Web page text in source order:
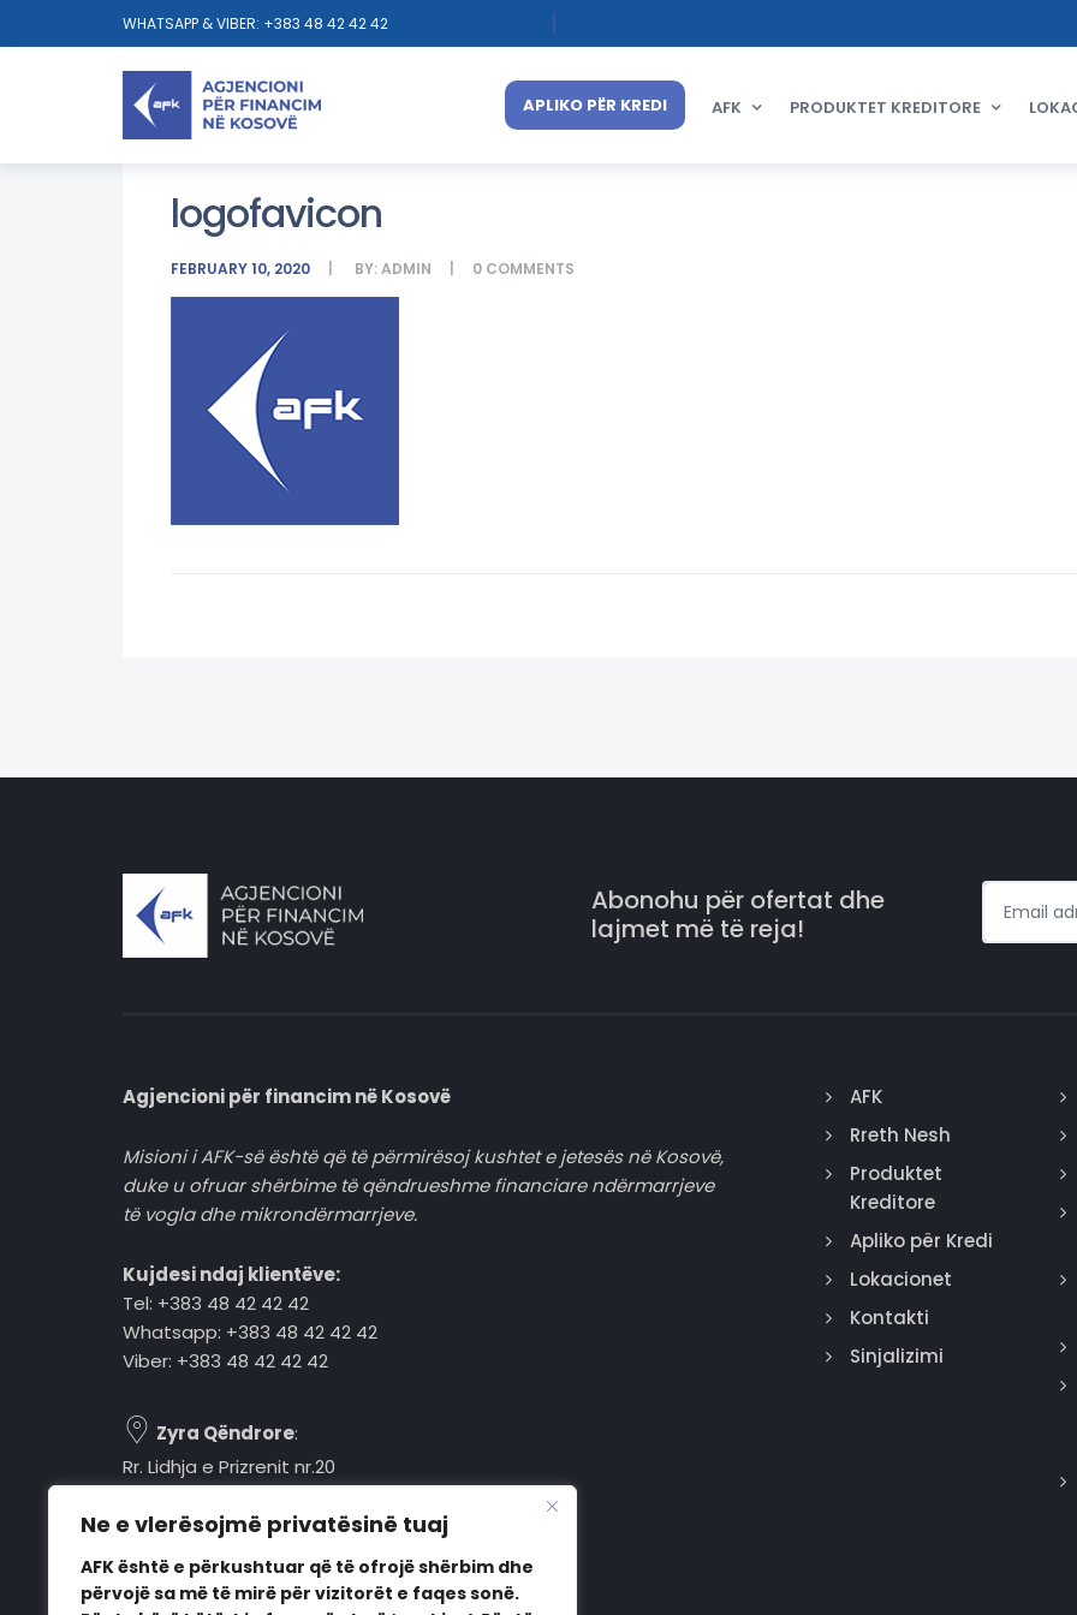
Ne e vlerësojmë privatësinë tuaj
AFK është e përkushtuar që të ofrojë shërbim dhe
përvojë sa më të mirë për vizitorët e faqes sonë.
WHATSAPP & VIBER: +383 48 42 42 42
APLIKO PËR KREDI AFK PRODUKTET KREDITORE
logofavicon
FEBRUARY 10, 2020 BY:ADMIN 0 COMMENTS
Abonohu për ofertat dhe
lajmet më të reja!
Agjencioni për financim në Kosovë
Misioni i AFK-së është që të përmirësoj kushtet e jetesës në Kosovë,
duke u ofruar shërbime të qëndrueshme financiare ndërmarrjeve
të vogla dhe mikrondërmarrjeve.
Kujdesi ndaj klientëve:
Tel: +383 48 42 42 42
Whatsapp: +383 48 42 42 42
Viber: +383 48 42 42 42
Zyra Qëndrore:
Rr. Lidhja e Prizrenit nr.20
Pejë, 30000, Kosovë
Orari i punës:
AFK
Rreth Nesh
Produktet
Kreditore
Apliko për Kredi
Lokacionet
Kontakti
Sinjalizimi